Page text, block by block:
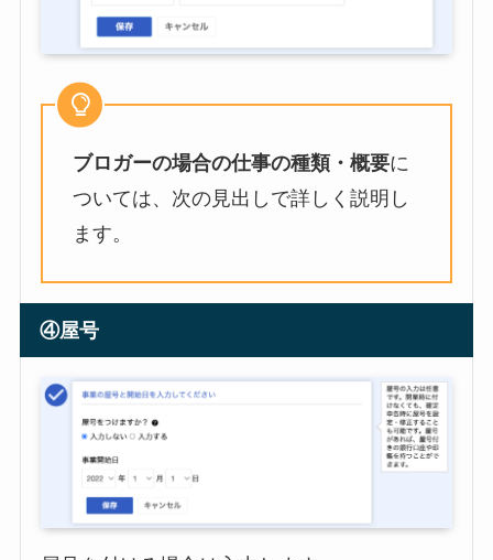
ブロガーの場合の仕事の種類・概要に
ついては、次の見出しで詳しく説明し
ます。
④屋号